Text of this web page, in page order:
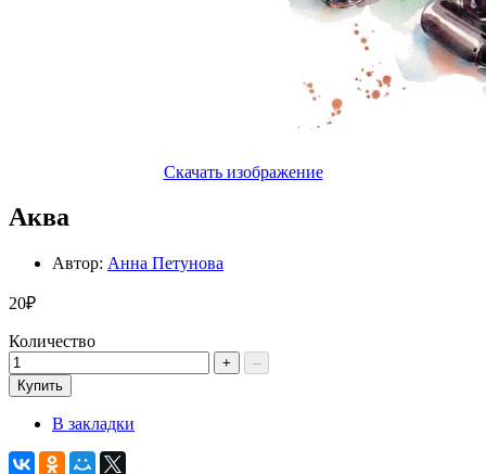
Скачать изображение
Аква
Автор: Анна Петунова
20₽
Количество
+
–
Купить
В закладки